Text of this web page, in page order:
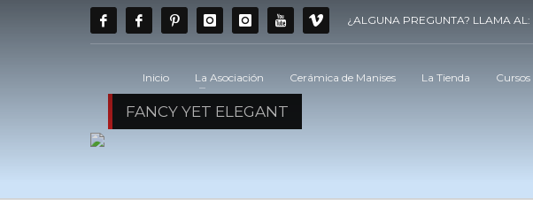
¿ALGUNA PREGUNTA? LLAMA AL:
Inicio La Asociación Cerámica de Manises La Tienda Cursos
FANCY YET ELEGANT